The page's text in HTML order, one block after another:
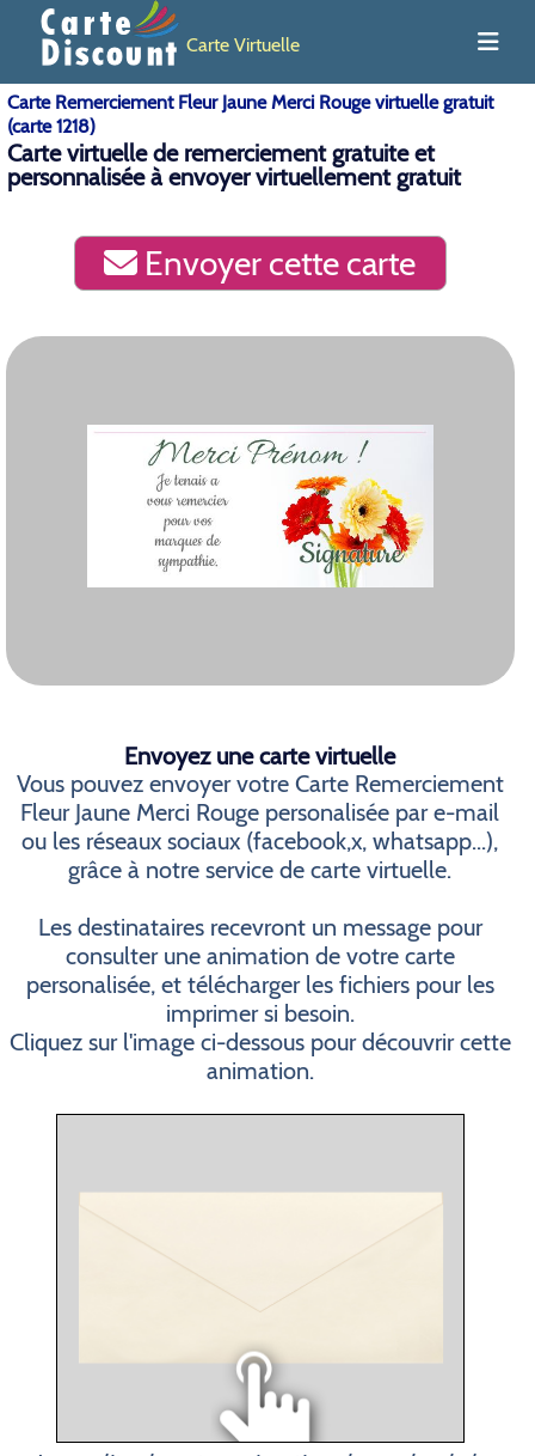
Carte Virtuelle
Carte Remerciement Fleur Jaune Merci Rouge virtuelle gratuit
(carte 1218)
Carte virtuelle de remerciement gratuite et
personnalisée à envoyer virtuellement gratuit
Envoyer cette carte
Envoyez une carte virtuelle
Vous pouvez envoyer votre Carte Remerciement
Fleur Jaune Merci Rouge personalisée par e-mail
ou les réseaux sociaux (facebook,x, whatsapp...),
grâce à notre service de carte virtuelle.
Les destinataires recevront un message pour
consulter une animation de votre carte
personalisée, et télécharger les fichiers pour les
imprimer si besoin.
Cliquez sur l'image ci-dessous pour découvrir cette
animation.